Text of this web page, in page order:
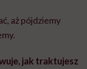
aż pójdziemy
jak traktujesz